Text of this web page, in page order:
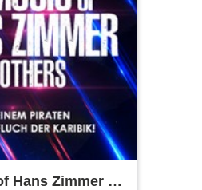
Hans Zimmer &